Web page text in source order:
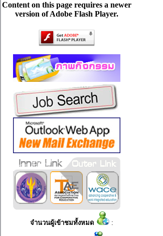
Content on this page requires a newer
version of Adobe Flash Player.
จำนวนผู้เข้าชมทั้งหมด :